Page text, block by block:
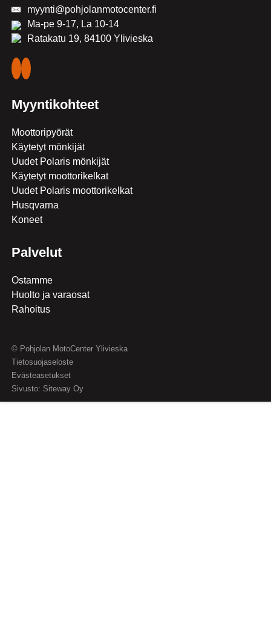
myynti@pohjolanmotocenter.fi
Ma-pe 9-17, La 10-14
Ratakatu 19, 84100 Ylivieska
Myyntikohteet
Moottoripyörät
Käytetyt mönkijät
Uudet Polaris mönkijät
Käytetyt moottorikelkat
Uudet Polaris moottorikelkat
Husqvarna
Koneet
Palvelut
Ostamme
Huolto ja varaosat
Rahoitus
© Pohjolan MotoCenter Ylivieska
Tietosuojaseloste
Evästeasetukset
Sivusto: Siteway Oy